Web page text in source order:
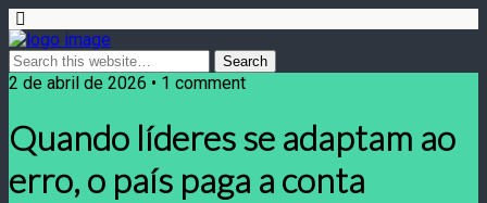
2 de abril de 2026 • 1 comment
Quando líderes se adaptam ao
erro, o país paga a conta